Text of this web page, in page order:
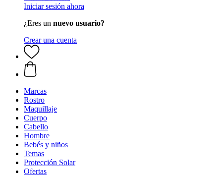
Iniciar sesión ahora
¿Eres un nuevo usuario?
Crear una cuenta
Marcas
Rostro
Maquillaje
Cuerpo
Cabello
Hombre
Bebés y niños
Temas
Protección Solar
Ofertas